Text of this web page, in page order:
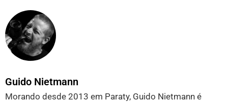
Guido Nietmann
Morando desde 2013 em Paraty, Guido Nietmann é